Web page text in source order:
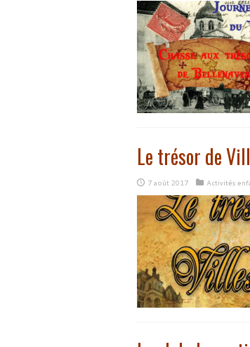
Le trésor de
7 août 2017 Activités